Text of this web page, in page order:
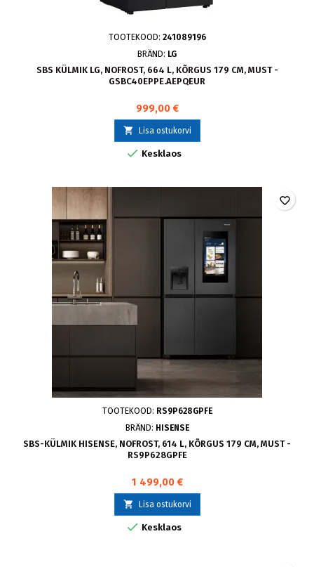
TOOTEKOOD: 241089196
BRÄND: LG
SBS KÜLMIK LG, NOFROST, 664 L, KÕRGUS 179 CM, MUST -
GSBC40EPPE.AEPQEUR
999,00 €
 Lisa ostukorvi
 Kesklaos
TOOTEKOOD: RS9P628GPFE
BRÄND: HISENSE
SBS-KÜLMIK HISENSE, NOFROST, 614 L, KÕRGUS 179 CM, MUST -
RS9P628GPFE
1 499,00 €
 Lisa ostukorvi
 Kesklaos
favorite_border